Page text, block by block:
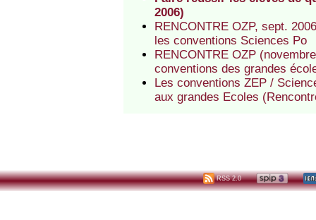
2006)
RENCONTRE OZP, sept.
les conventions Sciences Po
RENCONTRE OZP
conventions des grandes
Les conventions ZEP /
aux grandes Ecoles
RSS 2.0